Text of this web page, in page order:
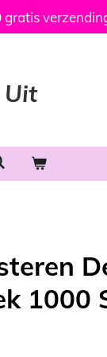
gratis
Uit
1000